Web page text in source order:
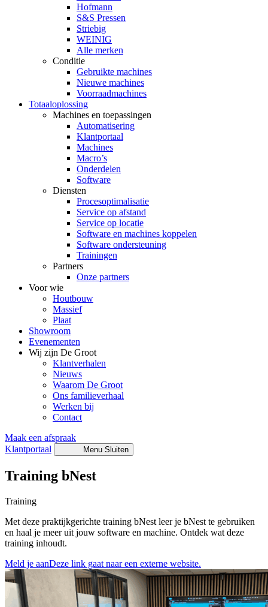
Hofmann
S&S Pressen
Striebig
WEINIG
Alle merken
Conditie
Gebruikte machines
Nieuwe machines
Voorraadmachines
Totaaloplossing
Machines en toepassingen
Automatisering
Klantportaal
Machines
Macro’s
Onderdelen
Software
Diensten
Procesoptimalisatie
Service op afstand
Service op locatie
Software en machines koppelen
Software ondersteuning
Trainingen
Partners
Onze partners
Voor wie
Houtbouw
Massief
Plaat
Showroom
Evenementen
Wij zijn De Groot
Klantverhalen
Nieuws
Waarom De Groot
Ons familieverhaal
Werken bij
Contact
Maak een afspraak
Klantportaal
Menu Sluiten
Training bNest
Training
Met deze praktijkgerichte training bNest leer je bNest te gebruiken
en haal je meer uit jouw software en machine. Ontdek wat deze
training inhoudt.
Meld je aanDeze link gaat naar een externe website.